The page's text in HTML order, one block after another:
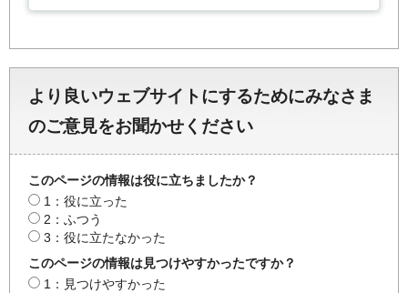
より良いウェブサイトにするためにみなさま
のご意見をお聞かせください
このページの情報は役に立ちましたか？
1：役に立った
2：ふつう
3：役に立たなかった
このページの情報は見つけやすかったですか？
1：見つけやすかった